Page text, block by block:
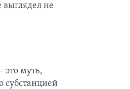
выглядел не
это муть,
субстанцией